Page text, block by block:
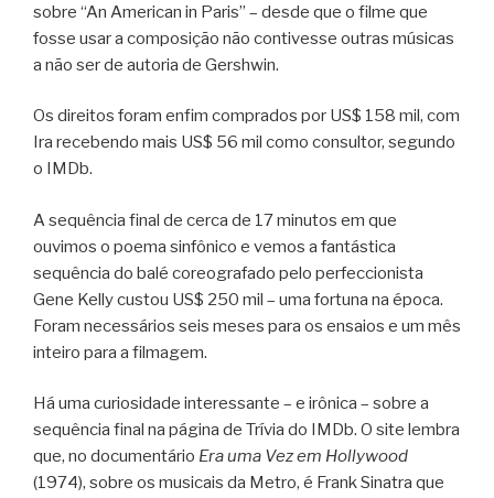
sobre “An American in Paris” – desde que o filme que
fosse usar a composição não contivesse outras músicas
a não ser de autoria de Gershwin.
Os direitos foram enfim comprados por US$ 158 mil, com
Ira recebendo mais US$ 56 mil como consultor, segundo
o IMDb.
A sequência final de cerca de 17 minutos em que
ouvimos o poema sinfônico e vemos a fantástica
sequência do balé coreografado pelo perfeccionista
Gene Kelly custou US$ 250 mil – uma fortuna na época.
Foram necessários seis meses para os ensaios e um mês
inteiro para a filmagem.
Há uma curiosidade interessante – e irônica – sobre a
sequência final na página de Trívia do IMDb. O site lembra
que, no documentário Era uma Vez em Hollywood
(1974), sobre os musicais da Metro, é Frank Sinatra que